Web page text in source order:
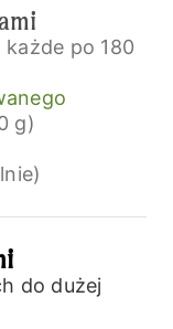
każde po 180
g)
do dużej